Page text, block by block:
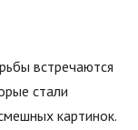
встречаются
стали
картинок.